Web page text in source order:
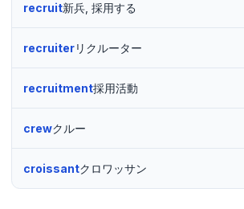
recruit新兵, 採用する
recruiterリクルーター
recruitment採用活動
crewクルー
croissantクロワッサン